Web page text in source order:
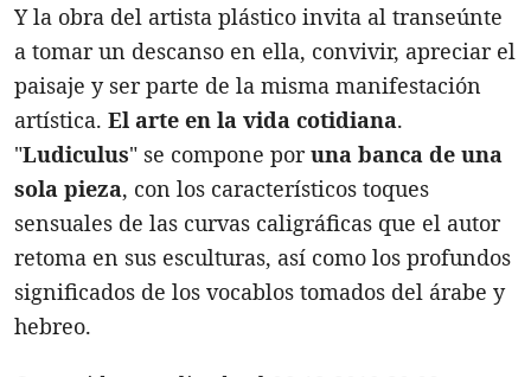
Y la obra del artista plástico invita al transeúnte
a tomar un descanso en ella, convivir, apreciar el
paisaje y ser parte de la misma manifestación
artística. El arte en la vida cotidiana.
"Ludiculus" se compone poruna banca de una
sola pieza, con los característicos toques
sensuales de las curvas caligráficas que el autor
retoma en sus esculturas, así como los profundos
significados de los vocablos tomados del árabe y
hebreo.